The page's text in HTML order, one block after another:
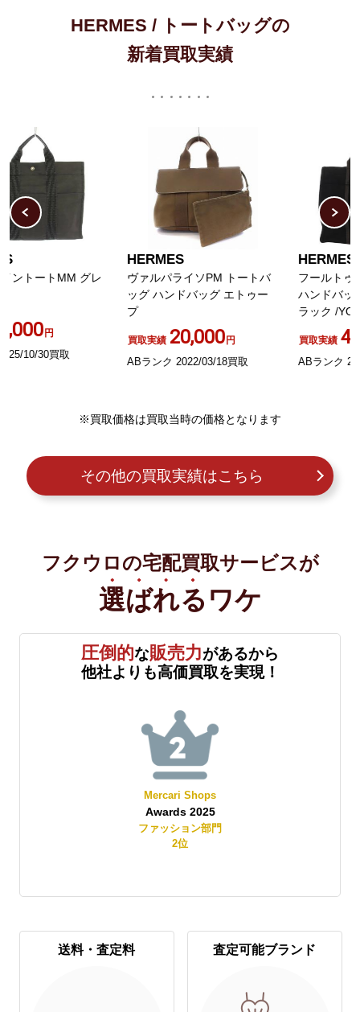
HERMES / トートバッグの
新着買取実績
ヴァルパライソPM トートバ
ッグ ハンドバッグ エトゥー
買取実績
ABランク 2022/03/18買取
フールトゥPM トートバッグ
ハンドバッグ キャンバス ブ
買取実績 4,600
ABランク 2025/03/22買取
※買取価格は買取当時の価格となります
その他の買取実績はこちら
フクウロの宅配買取サービスが
選ばれる ワケ
圧倒的な販売力があるから
他社よりも高価買取を実現！
Mercari Shops
Awards 2025
ファッション部門
2位
送料・査定料 査定可能ブランド